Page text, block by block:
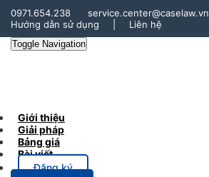
0971.654.238
service.center@caselaw.vn
Hướng dẫn sử dụng
Liên hệ
Toggle Navigation
Giới thiệu
Giải pháp
Bảng giá
Bài viết
Đăng ký